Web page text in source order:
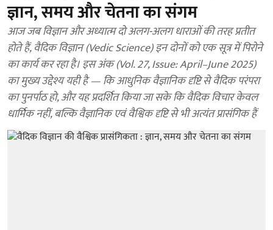
ज्ञान, समय और चेतना का संगम
आज जब विज्ञान और अध्यात्म दो अलग-अलग धाराओं की तरह प्रतीत
होते हैं, वैदिक विज्ञान (Vedic Science) इन दोनों को एक सूत्र में पिरोने
का कार्य कर रहा है। इस अंक (Vol. 27, Issue: April–June 2025)
का मुख्य उद्देश्य यही है — कि आधुनिक वैज्ञानिक दृष्टि से वैदिक परंपरा
का पुनर्पाठ हो, और यह प्रदर्शित किया जा सके कि वैदिक विचार केवल
धार्मिक नहीं, बल्कि वैज्ञानिक एवं वैश्विक दृष्टि से भी अत्यंत प्रासंगिक हैं